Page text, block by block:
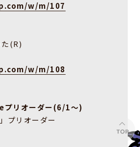
w/m/107
(R)
w/m/108
リオーダー(6/1〜)
プリオーダー